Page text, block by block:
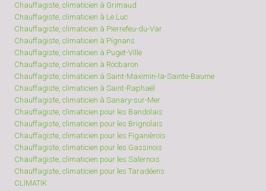
Chauffagiste, climaticien à Grimaud
Chauffagiste, climaticien à Le Luc
Chauffagiste, climaticien à Pierrefeu-du-Var
Chauffagiste, climaticien à Pignans
Chauffagiste, climaticien à Puget-Ville
Chauffagiste, climaticien à Rocbaron
Chauffagiste, climaticien à Saint-Maximin-la-Sainte-Baume
Chauffagiste, climaticien à Saint-Raphaël
Chauffagiste, climaticien à Sanary-sur-Mer
Chauffagiste, climaticien pour les Bandolais
Chauffagiste, climaticien pour les Brignolais
Chauffagiste, climaticien pour les Figanièrois
Chauffagiste, climaticien pour les Gassinois
Chauffagiste, climaticien pour les Salernois
Chauffagiste, climaticien pour les Taradéens
CLIMATIK